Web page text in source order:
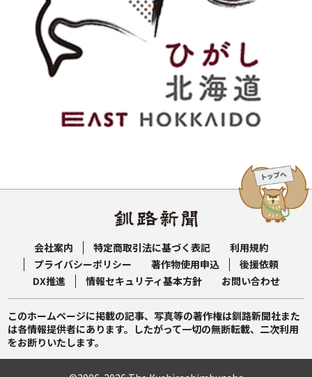
会社案内 特定商取引法に基づく表記
利用規約
プライバシーポリシー
著作物使用申込
後援依頼
DX推進
情報セキュリティ基本方針 お問い合わせ
このホームページに掲載の記事、写真等の著作権は釧路新聞社また
は各情報提供者にあります。したがって一切の無断転載、二次利用
をお断りいたします。